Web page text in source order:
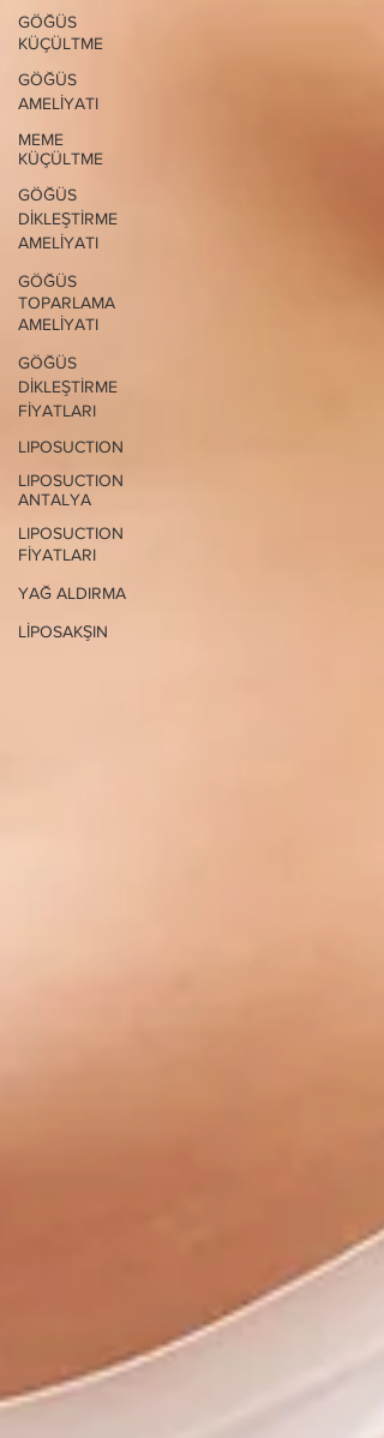
GÖĞÜS
KÜÇÜLTME
GÖĞÜS
AMELİYATI
MEME
KÜÇÜLTME
GÖĞÜS
DİKLEŞTİRME
AMELİYATI
GÖĞÜS
TOPARLAMA
AMELİYATI
GÖĞÜS
DİKLEŞTİRME
FİYATLARI
LIPOSUCTION
LIPOSUCTION
ANTALYA
LIPOSUCTION
FİYATLARI
YAĞ ALDIRMA
LİPOSAKŞIN